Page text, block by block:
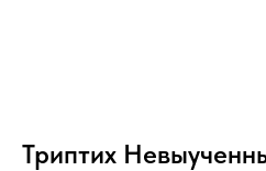
Триптих